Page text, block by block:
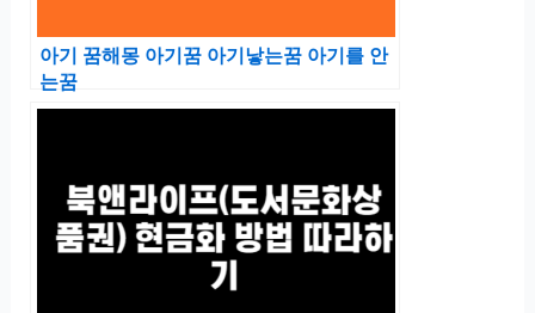
아기 꿈해몽 아기꿈 아기낳는꿈 아기를 안
는꿈